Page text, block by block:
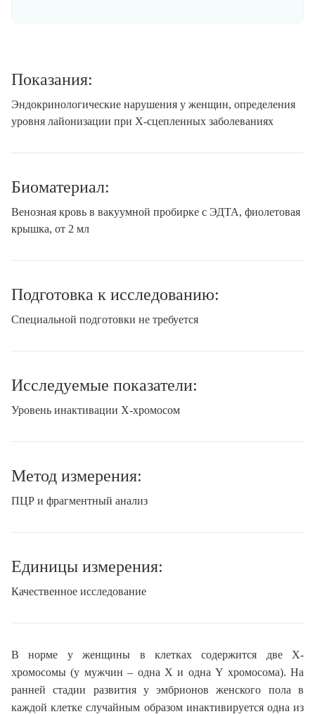
Показания:
Эндокринологические нарушения у женщин, определения
уровня лайонизации при Х-сцепленных заболеваниях
Биоматериал:
Венозная кровь в вакуумной пробирке с ЭДТА, фиолетовая
крышка, от 2 мл
Подготовка к исследованию:
Специальной подготовки не требуется
Исследуемые показатели:
Уровень инактивации Х-хромосом
Метод измерения:
ПЦР и фрагментный анализ
Единицы измерения:
Качественное исследование
В норме у женщины в клетках содержится две Х-
хромосомы (у мужчин – одна X и одна Y хромосома). На
ранней стадии развития у эмбрионов женского пола в
каждой клетке случайным образом инактивируется одна из